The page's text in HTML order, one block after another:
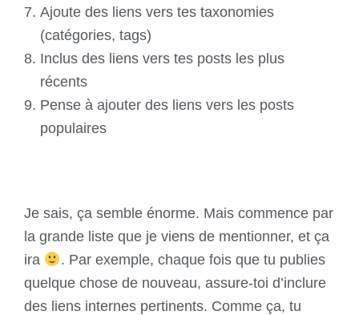
Ajoute des liens vers tes taxonomies
(catégories, tags)
Inclus des liens vers tes posts les plus
récents
Pense à ajouter des liens vers les posts
populaires
Je sais, ça semble énorme. Mais commence par
la grande liste que je viens de mentionner, et ça
ira
. Par exemple, chaque fois que tu publies
quelque chose de nouveau, assure-toi d’inclure
des liens internes pertinents. Comme ça, tu